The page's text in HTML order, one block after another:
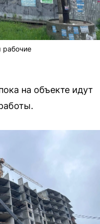
рабочие
на объекте идут